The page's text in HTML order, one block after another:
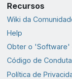
Recursos
Wiki da
Help
Obter o 'Software'
Código de Conduta
Política de